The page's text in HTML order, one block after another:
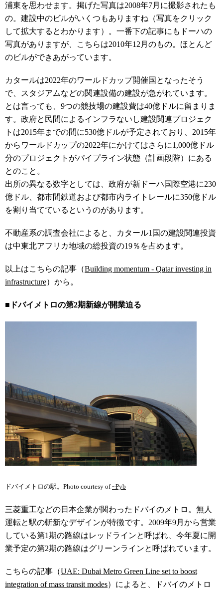
浦東を思わせます。掲げた写真は2008年7月に撮影されたも
の。建設中のビルがいくつもありますね（写真をクリック
して拡大するとわかります）。一番下の記事にもドーハの
写真がありますが、こちらは2010年12月のもの。ほとんど
のビルができあがっています。
カタールは2022年のワールドカップ開催国となったそう
で、スタジアムなどの関連設備の建設が急がれています。
とは言っても、9つの競技場の建設費は40億ドルに留まりま
す。政府と民間によるインフラないし建設関連プロジェク
トは2015年までの間に530億ドルが予定されており、2015年
からワールドカップの2022年にかけてはさらに1,000億ドル
分のプロジェクトがパイプライン状態（計画段階）にある
とのこと。
出所の異なる数字としては、政府が新ドーハ国際空港に230
億ドル、都市間鉄道および都市内ライトレールに350億ドル
を割り当てているというのがあります。
不動産系の調査会社によると、カタール1国の建設関連投資
は中東北アフリカ地域の総投資の19％を占めます。
以上はこちらの記事（Building momentum - Qatar investing in
infrastructure）から。
■ドバイメトロの第2期新線が開業迫る
ドバイメトロの駅。Photo courtesy of~Pyb
三菱重工などの日本企業が関わったドバイのメトロ。無人
運転と駅の斬新なデザインが特徴です。2009年9月から営業
している第1期の路線はレッドラインと呼ばれ、今年夏に開
業予定の第2期の路線はグリーンラインと呼ばれています。
こちらの記事（UAE: Dubai Metro Green Line set to boost
integration of mass transit modes）によると、ドバイのメトロ